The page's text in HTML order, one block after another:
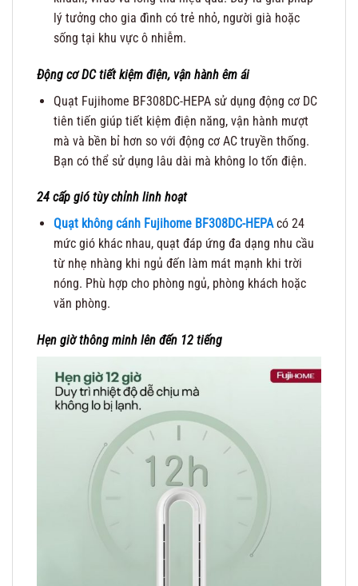
lý tưởng cho gia đình có trẻ nhỏ, người già hoặc
sống tại khu vực ô nhiễm.
Động cơ DC tiết kiệm điện, vận hành êm ái
Quạt Fujihome BF308DC-HEPA sử dụng động cơ DC
tiên tiến giúp tiết kiệm điện năng, vận hành mượt
mà và bền bỉ hơn so với động cơ AC truyền thống.
Bạn có thể sử dụng lâu dài mà không lo tốn điện.
24 cấp gió tùy chỉnh linh hoạt
Quạt không cánh Fujihome BF308DC-HEPAcó 24
mức gió khác nhau, quạt đáp ứng đa dạng nhu cầu
từ nhẹ nhàng khi ngủ đến làm mát mạnh khi trời
nóng. Phù hợp cho phòng ngủ, phòng khách hoặc
văn phòng.
Hẹn giờ thông minh lên đến 12 tiếng